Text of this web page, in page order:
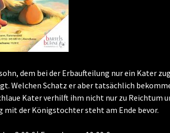
dem bei der Erbaufteilung nur ein Kater
Welchen Schatz er aber tatsächlich
Kater verhilft ihm nicht nur zu Reichtum
mit der Königstochter steht am Ende bevor.